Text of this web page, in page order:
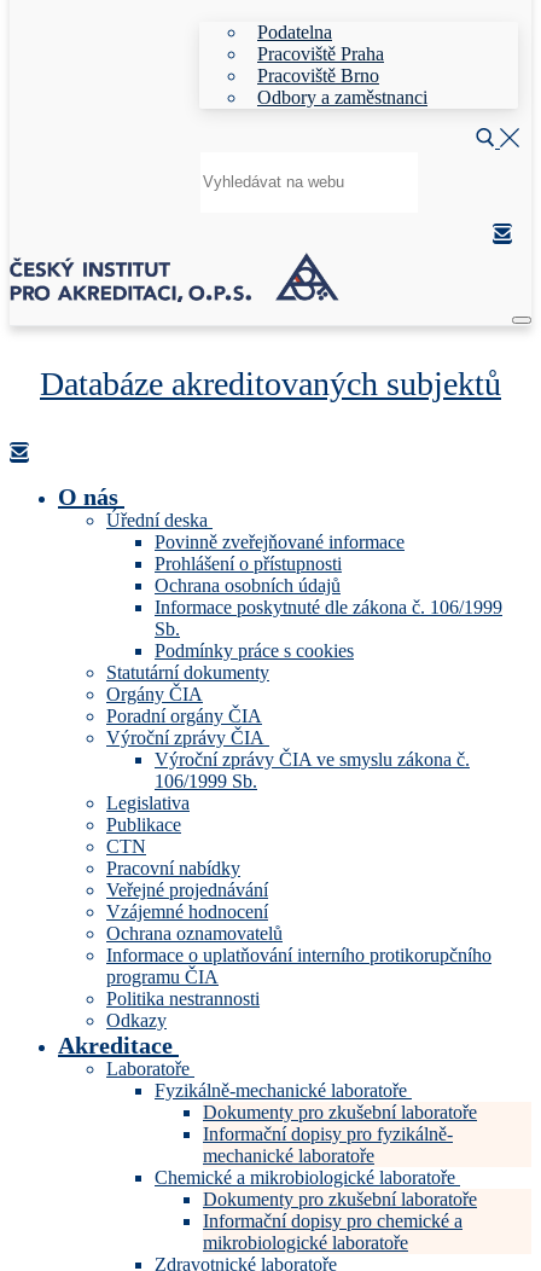
Podatelna
Pracoviště Praha
Pracoviště Brno
Odbory a zaměstnanci
Databáze akreditovaných subjektů
O nás
Úřední deska
Povinně zveřejňované informace
Prohlášení o přístupnosti
Ochrana osobních údajů
Informace poskytnuté dle zákona č. 106/1999
Sb.
Podmínky práce s cookies
Statutární dokumenty
Orgány ČIA
Poradní orgány ČIA
Výroční zprávy ČIA
Výroční zprávy ČIA ve smyslu zákona č.
106/1999 Sb.
Legislativa
Publikace
CTN
Pracovní nabídky
Veřejné projednávání
Vzájemné hodnocení
Ochrana oznamovatelů
Informace o uplatňování interního protikorupčního
programu ČIA
Politika nestrannosti
Odkazy
Akreditace
Laboratoře
Fyzikálně-mechanické laboratoře
Dokumenty pro zkušební laboratoře
Informační dopisy pro fyzikálně-
mechanické laboratoře
Chemické a mikrobiologické laboratoře
Dokumenty pro zkušební laboratoře
Informační dopisy pro chemické a
mikrobiologické laboratoře
Zdravotnické laboratoře